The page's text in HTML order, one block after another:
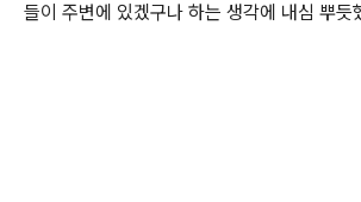
들이 주변에 있겠구나 하는 생각에 내심 뿌듯